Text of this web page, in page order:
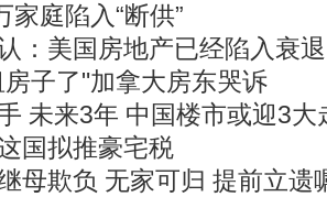
庭陷入“断供”
：美国房地产已经陷入衰退
子了"加拿大房东哭诉
未来3年 中国楼市或迎3大
国拟推豪宅税
母欺负 无家可归 提前立遗